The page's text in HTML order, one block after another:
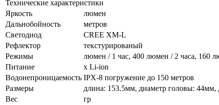
Технические характеристики
Яркость
люмен
Дальнобойность
метров
Светодиод
CREE XM-L
Рефлектор
текстурированый
Режимы
люмен / 1 час, 400 люмен / 2 часа, 160
Питание
х Li-ion
Водонепроницаемость IPX-8 погружение до 150 метров
Размеры
длина: 153.5мм, диаметр головы: 44мм,
Вес
гр